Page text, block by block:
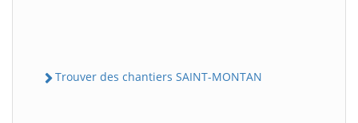
Trouver des chantiers SAINT-MONTAN